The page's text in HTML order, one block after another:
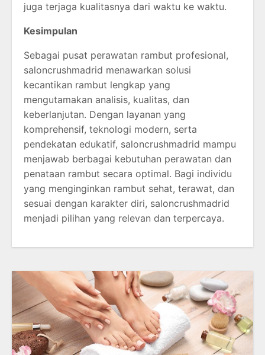
juga terjaga kualitasnya dari waktu ke waktu.
Kesimpulan
Sebagai pusat perawatan rambut profesional,
saloncrushmadrid menawarkan solusi
kecantikan rambut lengkap yang
mengutamakan analisis, kualitas, dan
keberlanjutan. Dengan layanan yang
komprehensif, teknologi modern, serta
pendekatan edukatif, saloncrushmadrid mampu
menjawab berbagai kebutuhan perawatan dan
penataan rambut secara optimal. Bagi individu
yang menginginkan rambut sehat, terawat, dan
sesuai dengan karakter diri, saloncrushmadrid
menjadi pilihan yang relevan dan terpercaya.